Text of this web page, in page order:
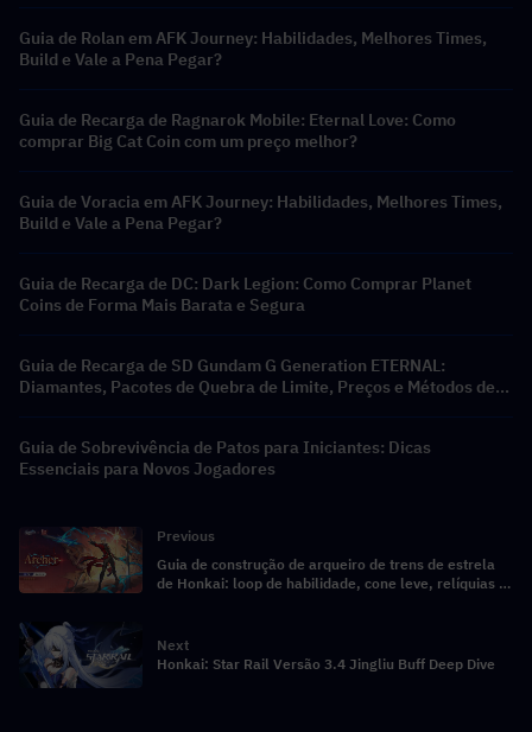
Guia de Rolan em AFK Journey: Habilidades, Melhores Times,
Build e Vale a Pena Pegar?
Guia de Recarga de Ragnarok Mobile: Eternal Love: Como
comprar Big Cat Coin com um preço melhor?
Guia de Voracia em AFK Journey: Habilidades, Melhores Times,
Build e Vale a Pena Pegar?
Guia de Recarga de DC: Dark Legion: Como Comprar Planet
Coins de Forma Mais Barata e Segura
Guia de Recarga de SD Gundam G Generation ETERNAL:
Diamantes, Pacotes de Quebra de Limite, Preços e Métodos de
Guia de Sobrevivência de Patos para Iniciantes: Dicas
Essenciais para Novos Jogadores
Previous
Guia de construção de arqueiro de trens de estrela
de Honkai: loop de habilidade, cone leve, relíquias e
Next
Honkai: Star Rail Versão 3.4 Jingliu Buff Deep Dive